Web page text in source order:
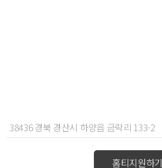
38436 경북 경산시 하양읍 금락리 133-2
홈티지원하기